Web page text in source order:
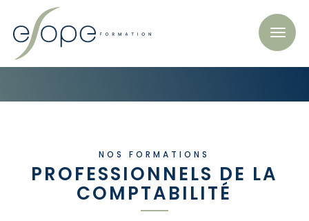
NOS FORMATIONS
PROFESSIONNELS DE LA
COMPTABILITÉ